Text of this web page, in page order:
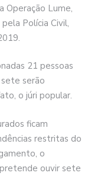
Operação Lume,
Polícia Civil,
21 pessoas
serão
o júri popular.
ficam
restritas do
o
ouvir sete